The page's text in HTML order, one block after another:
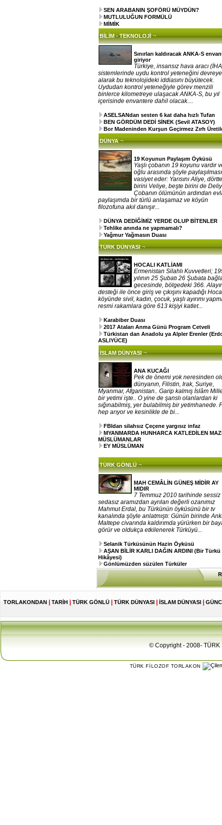
SEN ARABANIN ŞOFÖRÜ MÜYDÜN?
MUTLULUĞUN FORMÜLÜ
MİMİK
BİLİM - TEKNOLOJİ ¬
Sınırları kaldıracak ANKA-S
giriyor
Türkiye, insansız hava aracı
sistemlerinde uydu kontrol yeteneğini devreye
alarak bu teknolojideki iddiasını büyütecek.
Uydudan kontrol yeteneğiyle görev menzili
binlerce kilometreye ulaşacak ANKA-S, bu yıl
içerisinde envantere dahil olacak....
ASELSANdan sesten 6 kat daha hızlı Tufan
BEN GÖRDÜM DEDİ SİNEK (Sevil ATASOY)
Bor Madeninden Kurşun Geçirmez Zırh
DÜNYA ¬
19 Koyunun Paylaşım Öyküsü
Yaşlı çobanın 19 koyunu vardır
oğlu arasında şöyle
vasiyet eder: Yarısını Aliye,
birini Veliye, beşte birini de
Çobanın ölümünün ardından
paylaşımda bir türlü anlaşamaz ve köyün
filozofuna akıl danışır...
DÜNYA DEDİĞİMİZ YERDE OLUP BİTENLER
Tehlike anında ne yapmamalı?
Yağmur Yağmasın Duası
TÜRK DÜNYASI ¬
HOCALI KATLİAMI
Ermenistan Silahlı Kuvvetleri;
yılının 25 Şubatı 26 Şubata
gecesinde, bölgedeki 366.
desteği ile önce giriş ve çıkışını kapadığı
köyünde sivil, kadın, çocuk, yaşlı ayırımı
resmi rakamlara göre 613 kişiyi katlet...
Karabiber Duası
2017 Ataları Anma Günü Program Cetveli
Türkistan dan Anadolu ya Alpler Erenler
ASLIYÜCE)
İSLAM DÜNYASI ¬
ANA KUCAĞI
Pek de önemi yok neresinden
dünyanın, Filistin, Irak, Suriye,
Myanmar, Afganistan.. Garip kalmış İslâm
bir yetimi işte.. O yine de şanslı olanlardan ki
sığınabilmiş, yer bulabilmiş bir yetimhanede.
hep arıyor ve kesinlikle de bi...
FBIdan silahsız Çeçene yargısız infaz
MYANMARDA HUNHARCA KATLEDİLEN
MÜSLÜMANLAR
EY MÜSLÜMAN
TÜRK GÖNLÜ ¬
MAH CEMÂLİN GÜNEŞ MİDİR AY
MIDIR
7 Temmuz 2010 tarihinde sessiz
sedasız aramızdan ayrılan değerli ozanımız
Mahmut Erdal, bu Türkünün öyküsünü bir tv
kanalında şöyle anlatmıştı: Günün birinde
Maltepe civarında kaldırımda yürürken bir
görür ve oldukça etkilenerek Türküyü...
Selanik Türküsünün Hazin Öyküsü
AŞAN BİLİR KARLI DAĞIN ARDINI (Bir Türkü
Hikâyesi)
Gönlümüzden süzülen Türküler
TORLAKONDAN TARİH TÜRK GÖNLÜ TÜRK DÜNYASI İSLAM DÜNYASI
© Copyright - 2008- TÜRK
TÜRK FİLOZOF TORLAKON